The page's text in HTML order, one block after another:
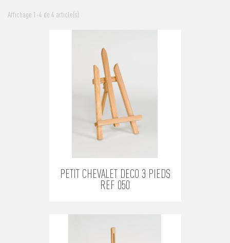
Affichage 1-4 de 4 article(s)
PETIT CHEVALET DECO 3 PIEDS
REF 050